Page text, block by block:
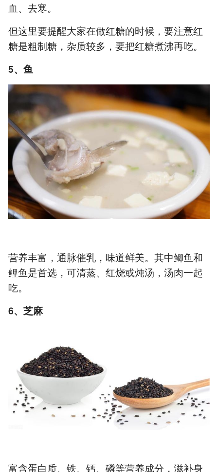
血、去寒。
但这里要提醒大家在做红糖的时候，要注意红
糖是粗制糖，杂质较多，要把红糖煮沸再吃。
5、鱼
营养丰富，通脉催乳，味道鲜美。其中鲫鱼和
鲤鱼是首选，可清蒸、红烧或炖汤，汤肉一起
吃。
6、芝麻
富含蛋白质、铁、钙、磷等营养成分，滋补身